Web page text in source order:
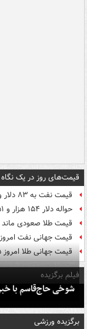
قیمت‌های روز در یک نگاه
قیمت نفت به ۸۳ دلار و ۵۵ سنت در هر بشکه رسید
حواله دلار ۱۵۴ هزار و ۴۵۱ تومان شد
قیمت طلا صعودی ماند
قیمت جهانی نفت امروز ۱۶ مرداد
قیمت جهانی طلا امروز ۱۵ مرداد
فیلم برگزیده
شوخی حاج‌قاسم با
برگزیده ورزشی